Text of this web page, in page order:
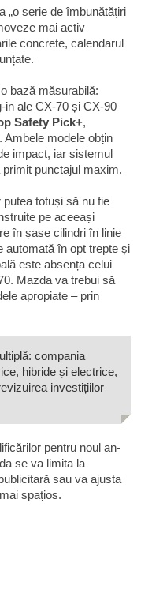
„o serie de îmbunătățiri
mai activ
concrete, calendarul
bază măsurabilă:
in ale CX-70 și CX-90
Safety Pick+,
Ambele modele obțin
impact, iar sistemul
punctajul maxim.
totuși să nu fie
pe aceeași
în șase cilindri în linie
automată în opt trepte și
este absența celui
Mazda va trebui să
apropiate – prin
compania
hibride și electrice,
investițiilor
pentru noul an-
se va limita la
sau va ajusta
spațios.